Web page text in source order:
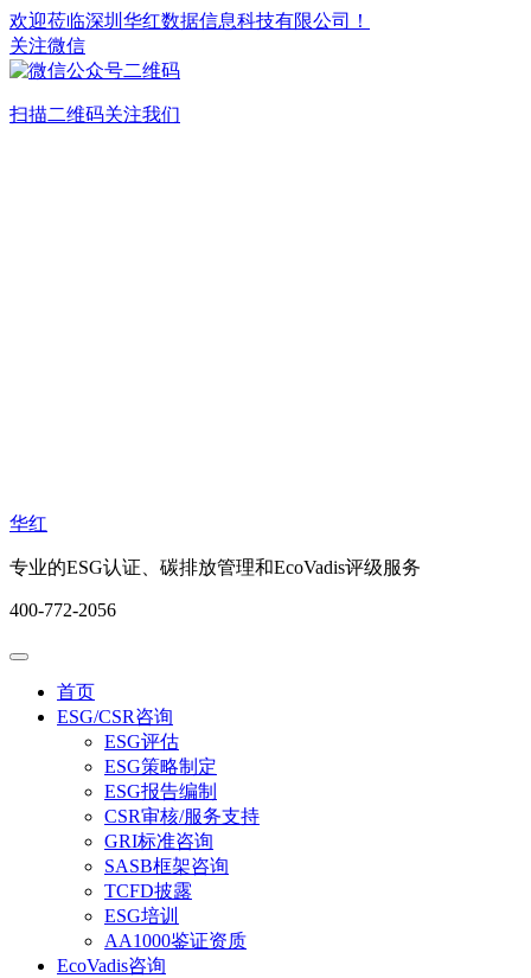
欢迎莅临深圳华红数据信息科技有限公司！
关注微信
扫描二维码关注我们
华红
专业的ESG认证、碳排放管理和EcoVadis评级服务
400-772-2056
首页
ESG/CSR咨询
ESG评估
ESG策略制定
ESG报告编制
CSR审核/服务支持
GRI标准咨询
SASB框架咨询
TCFD披露
ESG培训
AA1000鉴证资质
EcoVadis咨询